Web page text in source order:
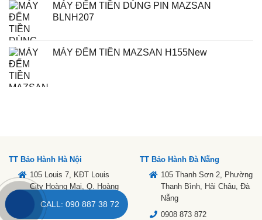
MÁY ĐẾM TIỀN DÙNG PIN MAZSAN
BLNH207
MÁY ĐẾM TIỀN MAZSAN H155New
TT Bảo Hành Hà Nội
105 Louis 7, KĐT Louis
City Hoàng Mai, Q. Hoàng
Mai, Hà Nội
0703 600 999
TT Bảo Hành Đà Nẵng
105 Thanh Sơn 2, Phường
Thanh Bình, Hải Châu, Đà
Nẵng
0908 873 872
CALL: 090 887 38 72